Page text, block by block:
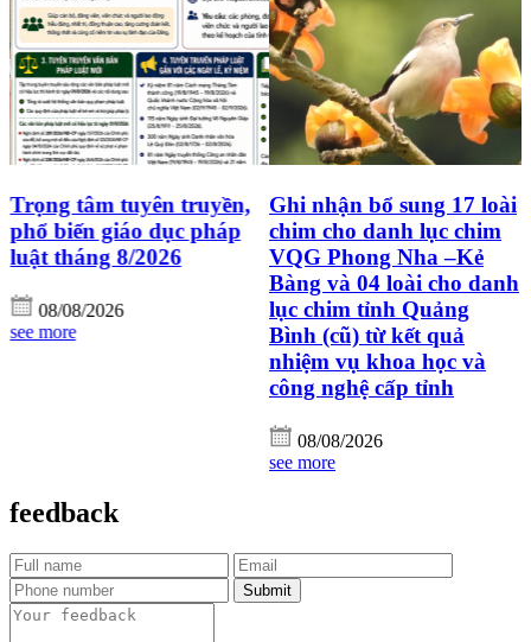
Trọng tâm tuyên truyền,
phổ biến giáo dục pháp
luật tháng 8/2026
08/08/2026
see more
Ghi nhận bổ sung 17 loài
chim cho danh lục chim
VQG Phong Nha –Kẻ
Bàng và 04 loài cho danh
lục chim tỉnh Quảng
Bình (cũ) từ kết quả
nhiệm vụ khoa học và
công nghệ cấp tỉnh
08/08/2026
see more
feedback
Submit